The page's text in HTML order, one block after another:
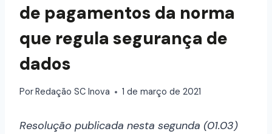
de pagamentos da norma
que regula segurança de
dados
PorRedação SC Inova 1 de março de 2021
Resolução publicada nesta segunda (01.03)